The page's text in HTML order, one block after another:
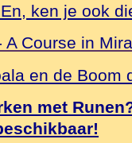
ken je ook
Course in
en de Boom
met